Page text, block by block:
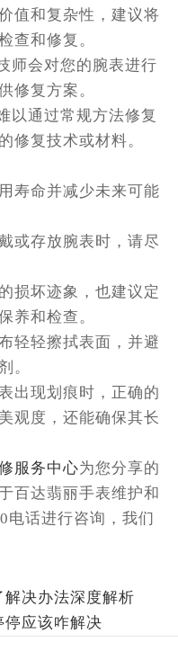
值和复杂性，建议将
查和修复。
会对您的腕表进行
修复方案。
通过常规方法修复
修复技术或材料。
命并减少未来可能
存放腕表时，请尽
坏迹象，也建议定
养和检查。
轻擦拭表面，并避
。
现划痕时，正确的
观度，还能确保其长
服务中心为您分享的
百达翡丽手表维护和
电话进行咨询，我们
决办法深度解析
停应该咋解决